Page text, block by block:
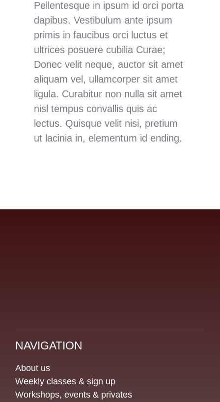
Pellentesque in ipsum id orci porta
dapibus. Vestibulum ante ipsum
primis in faucibus orci luctus et
ultrices posuere cubilia Curae;
Donec velit neque, auctor sit amet
aliquam vel, ullamcorper sit amet
ligula. Curabitur non nulla sit amet
nisl tempus convallis quis ac
lectus. Quisque velit nisi, pretium
ut lacinia in, elementum id ending.
NAVIGATION
About us
Weekly classes & sign up
Workshops, events & privates